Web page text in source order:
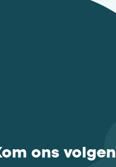
ons volgen